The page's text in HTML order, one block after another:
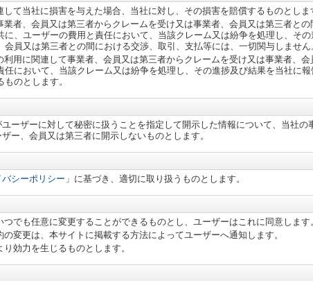
て当社に損害を与えた場合、当社に対し、その損害を賠償するものとしま
者、会員又は第三者からクレームを受け又は事業者、会員又は第三者との
、ユーザーの費用と責任において、当該クレーム又は紛争を処理し、そ
員又は第三者との間における交渉、取引、支払等には、一切関与しません
用に関連して事業者、会員又は第三者からクレームを受け又は事業者、
において、当該クレーム又は紛争を処理し、その進捗及び結果を当社に
のとします。
ーザーに対して秘密に扱うことを指定して開示した情報について、当社
ー、会員又は第三者に開示しないものとします。
バシーポリシー 」に基づき、適切に取り扱うものとします。
でも任意に変更することができるものとし、ユーザーはこれに同意します
変更は、本サイトに掲載する方法によってユーザーへ通知します。
効力を生じるものとします。